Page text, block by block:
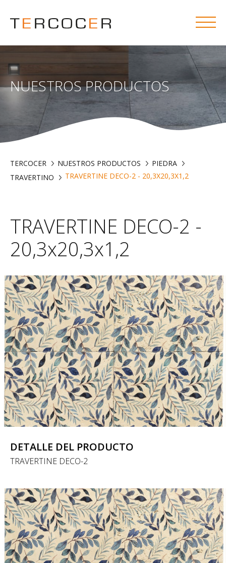
NUESTROS PRODUCTOS
TERCOCER NUESTROS PRODUCTOS
PIEDRA
TRAVERTINO
TRAVERTINE DECO-2 - 20,3X20,3X1,2
TRAVERTINE DECO-2 -
20,3x20,3x1,2
DETALLE DEL PRODUCTO
TRAVERTINE DECO-2